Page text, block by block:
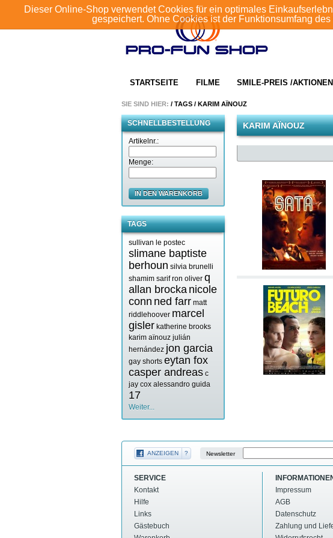
Dieser Online-Shop verwendet Cookies für ein optimales
gespeichert. Ohne Cookies ist der Funktionsumfang
STARTSEITE FILME SMILE-PREIS /AKTIONEN
SIE SIND HIER: / TAGS / KARIM AÏNOUZ
SCHNELLBESTELLUNG
Artikelnr.:
Menge:
IN DEN WARENKORB
TAGS
sullivan le postec
slimane baptiste
berhoun silvia brunelli
shamim sarif ron oliver q
allan brocka nicole
conn ned farr matt
riddlehoover marcel
gisler katherine brooks
karim aïnouz julián
hernández jon garcia
gay shorts eytan fox
casper andreas c
jay cox alessandro guida
17
Weiter...
KARIM AÏNOUZ
ANZEIGEN ? Newsletter
SERVICE
Kontakt
Hilfe
Links
Gästebuch
Impressum
AGB
Datenschutz
Zahlung und